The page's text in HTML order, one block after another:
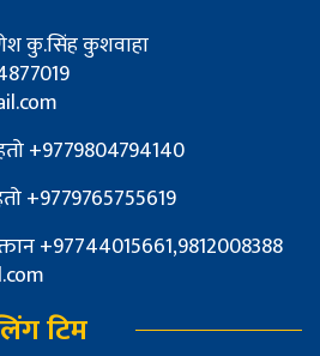
कु.सिंह कुशवाहा
+9779804794140
+9779765755619
+97744015661,9812008388
टिम